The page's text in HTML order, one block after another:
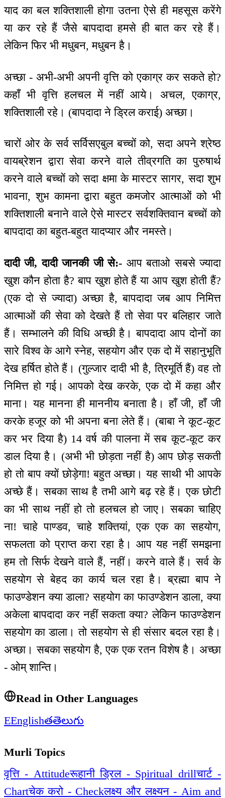
याद का बल शक्तिशाली होगा उतना ऐसे ही महसूस करेंगे
या कर रहे हैं जैसे बापदादा हमसे ही बात कर रहे हैं।
लेकिन फिर भी मधुबन, मधुबन है।
अच्छा - अभी-अभी अपनी वृत्ति को एकाग्र कर सकते हो?
कहाँ भी वृत्ति हलचल में नहीं आये। अचल, एकाग्र,
शक्तिशाली रहे। (बापदादा ने ड्रिल कराई) अच्छा।
चारों ओर के सर्व सर्विसएबुल बच्चों को, सदा अपने श्रेष्ठ
वायब्रेशन द्वारा सेवा करने वाले तीव्रगति का पुरुषार्थ
करने वाले बच्चों को सदा क्षमा के मास्टर सागर, सदा शुभ
भावना, शुभ कामना द्वारा बहुत कमजोर आत्माओं को भी
शक्तिशाली बनाने वाले ऐसे मास्टर सर्वशक्तिवान बच्चों को
बापदादा का बहुत-बहुत यादप्यार और नमस्ते।
दादी जी, दादी जानकी जी से:- आप बताओ सबसे ज्यादा
खुश कौन होता है? बाप खुश होते हैं या आप खुश होती हैं?
(एक दो से ज्यादा) अच्छा है, बापदादा जब आप निमित्त
आत्माओं की सेवा को देखते हैं तो सेवा पर बलिहार जाते
हैं। सम्भालने की विधि अच्छी है। बापदादा आप दोनों का
सारे विश्व के आगे स्नेह, सहयोग और एक दो में सहानुभूति
देख हर्षित होते हैं। (गुल्जार दादी भी है, त्रिमूर्ति हैं) वह तो
निमित्त हो गई। आपको देख करके, एक दो में कहा और
माना। यह मानना ही माननीय बनाता है। हाँ जी, हाँ जी
करके हजूर को भी अपना बना लेते हैं। (बाबा ने कूट-कूट
कर भर दिया है) 14 वर्ष की पालना में सब कूट-कूट कर
डाल दिया है। (अभी भी छोड़ता नहीं है) आप छोड़ सकती
हो तो बाप क्यों छोड़ेगा! बहुत अच्छा। यह साथी भी आपके
अच्छे हैं। सबका साथ है तभी आगे बढ़ रहे हैं। एक छोटी
का भी साथ नहीं हो तो हलचल हो जाए। सबका चाहिए
ना! चाहे पाण्डव, चाहे शक्तियां, एक एक का सहयोग,
सफलता को प्राप्त करा रहा है। आप यह नहीं समझना
हम तो सिर्फ देखने वाले हैं, नहीं। करने वाले हैं। सर्व के
सहयोग से बेहद का कार्य चल रहा है। ब्रह्मा बाप ने
फाउण्डेशन क्या डाला? सहयोग का फाउण्डेशन डाला, क्या
अकेला बापदादा कर नहीं सकता क्या? लेकिन फाउण्डेशन
सहयोग का डाला। तो सहयोग से ही संसार बदल रहा है।
अच्छा। सबका सहयोग है, एक एक रतन विशेष है। अच्छा
- ओम् शान्ति।
Read in Other Languages
EEnglishతతెలుగు
Murli Topics
वृत्ति - Attitudeरूहानी ड्रिल - Spiritual drillचार्ट -
Chartचेक करो - Checkलक्ष्य और लक्ष्यन - Aim and